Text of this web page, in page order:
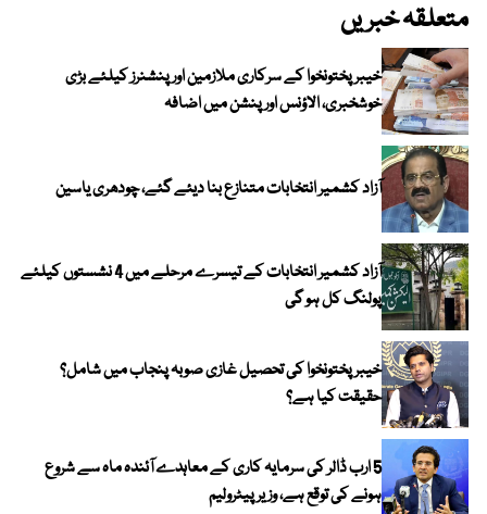
متعلقہ خبریں
خیبرپختونخوا کے سرکاری ملازمین اور پنشنرز کیلئے بڑی
خوشخبری، الاؤنس اور پنشن میں اضافہ
آزاد کشمیر انتخابات متنازع بنا دیئے گئے، چودھری یاسین
آزاد کشمیر انتخابات کے تیسرے مرحلے میں 4 نشستوں کیلئے
پولنگ کل ہو گی
خیبر پختونخوا کی تحصیل غازی صوبہ پنجاب میں شامل؟
حقیقت کیا ہے؟
5 ارب ڈالر کی سرمایہ کاری کے معاہدے آئندہ ماہ سے شروع
ہونے کی توقع ہے، وزیر پیٹرولیم